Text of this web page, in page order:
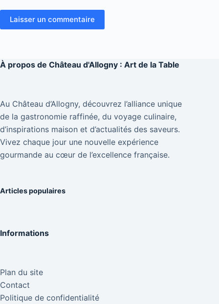
Laisser un commentaire
À propos de Château d'Allogny : Art de la Table
Au Château d’Allogny, découvrez l’alliance unique
de la gastronomie raffinée, du voyage culinaire,
d’inspirations maison et d’actualités des saveurs.
Vivez chaque jour une nouvelle expérience
gourmande au cœur de l’excellence française.
Articles populaires
Informations
Plan du site
Contact
Politique de confidentialité